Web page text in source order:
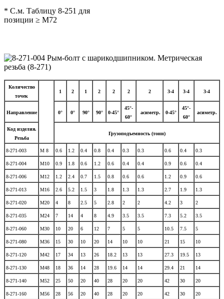
* С.м. Таблицу 8-251 для
позиции ≥ М72
Количество
точек
1 2 1 2 2 2 2 3-4 3-4 3-4
Направление 0° 0° 90° 90° 0-45°
45°-
60°
асиметр. 0-45°
45°-
60°
асиметр.
Код изделия.
Резьба
Грузоподъемность (тонн)
8-271-003 М 8 0.6 1.2 0.4 0.8 0.4 0.3 0.3 0.6 0.4 0.3
8-271-004 М10 0.9 1.8 0.6 1.2 0.6 0.4 0.4 0.9 0.6 0.4
8-271-006 М12 1.2 2.4 0.7 1.5 0.8 0.6 0.6 1.2 0.9 0.6
8-271-013 М16 2.6 5.2 1.5 3 1.8 1.3 1.3 2.7 1.9 1.3
8-271-020 М20 4 8 2.5 5 2.8 2 2 4.2 3 2
8-271-035 М24 7 14 4 8 4.9 3.5 3.5 7.3 5.2 3.5
8-271-060 М30 10 20 6 12 7 5 5 10.5 7.5 5
8-271-080 М36 15 30 10 20 14 10 10 21 15 10
8-271-120 М42 17 34 13 26 18.2 13 13 27.3 19.5 13
8-271-130 М48 18 36 14 28 19.6 14 14 29.4 21 14
8-271-140 М52 25 50 20 40 28 20 20 42 30 20
8-271-160 М56 28 56 20 40 28 20 20 42 30 20